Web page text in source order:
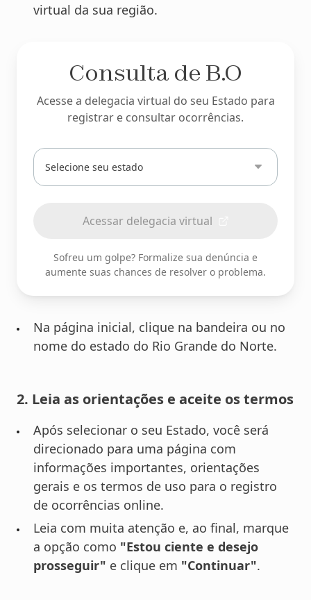
virtual da sua região.
Consulta de B.O
Acesse a delegacia virtual do seu Estado para
registrar e consultar ocorrências.
Digite
ou
selecione
Acessar delegacia virtual
Sofreu um golpe? Formalize sua denúncia e
aumente suas chances de resolver o problema.
Na página inicial, clique na bandeira ou no
nome do estado do Rio Grande do Norte.
2. Leia as orientações e aceite os termos
Após selecionar o seu Estado, você será
direcionado para uma página com
informações importantes, orientações
gerais e os termos de uso para o registro
de ocorrências online.
Leia com muita atenção e, ao final, marque
a opção como "Estou ciente e desejo
prosseguir" e clique em "Continuar".